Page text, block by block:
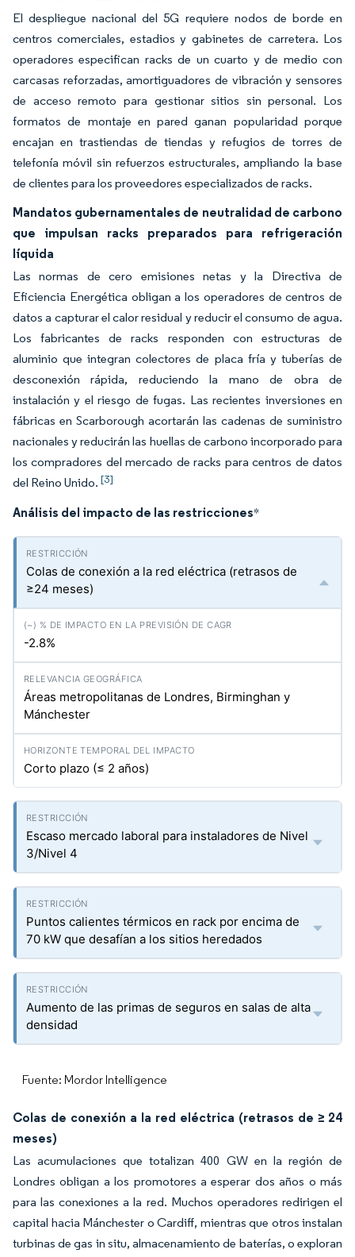
El despliegue nacional del 5G requiere nodos de borde en
centros comerciales, estadios y gabinetes de carretera. Los
operadores especifican racks de un cuarto y de medio con
carcasas reforzadas, amortiguadores de vibración y sensores
de acceso remoto para gestionar sitios sin personal. Los
formatos de montaje en pared ganan popularidad porque
encajan en trastiendas de tiendas y refugios de torres de
telefonía móvil sin refuerzos estructurales, ampliando la base
de clientes para los proveedores especializados de racks.
Mandatos gubernamentales de neutralidad de carbono
que impulsan racks preparados para refrigeración
líquida
Las normas de cero emisiones netas y la Directiva de
Eficiencia Energética obligan a los operadores de centros de
datos a capturar el calor residual y reducir el consumo de agua.
Los fabricantes de racks responden con estructuras de
aluminio que integran colectores de placa fría y tuberías de
desconexión rápida, reduciendo la mano de obra de
instalación y el riesgo de fugas. Las recientes inversiones en
fábricas en Scarborough acortarán las cadenas de suministro
nacionales y reducirán las huellas de carbono incorporado para
los compradores del mercado de racks para centros de datos
del Reino Unido. [3]
Análisis del impacto de las restricciones*
Colas de conexión a la red eléctrica (retrasos de
≥24 meses)
-2.8%
Áreas metropolitanas de Londres, Birminghan y
Mánchester
Corto plazo (≤ 2 años)
Escaso mercado laboral para instaladores de Nivel
3/Nivel 4
Puntos calientes térmicos en rack por encima de
70 kW que desafían a los sitios heredados
Aumento de las primas de seguros en salas de alta
densidad
Fuente: Mordor Intelligence
Colas de conexión a la red eléctrica (retrasos de ≥ 24
meses)
Las acumulaciones que totalizan 400 GW en la región de
Londres obligan a los promotores a esperar dos años o más
para las conexiones a la red. Muchos operadores redirigen el
capital hacia Mánchester o Cardiff, mientras que otros instalan
turbinas de gas in situ, almacenamiento de baterías, o exploran